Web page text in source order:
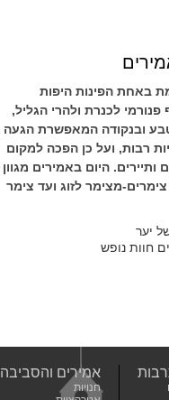
באחת הפינות היפות
לכנרת ולהרי הגליל,
ובנקודה המאפשרת הגעה
רבות, ועל כן הפכה למקום
ותיירים. היום באמירים מגוון
מצימר לזוג ועד צימר
יער
חוות נופש
אמירים והסביבה
חנויות